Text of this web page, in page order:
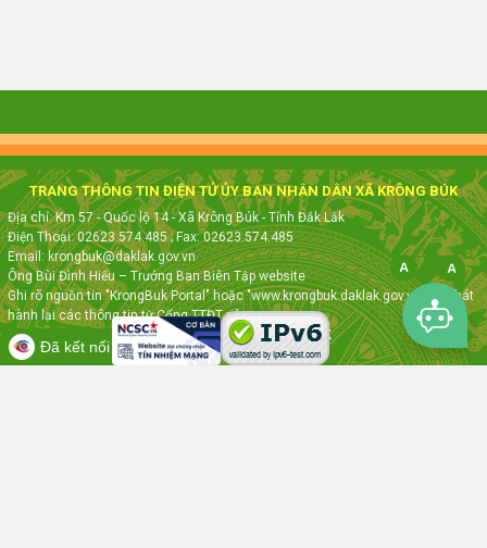
TRANG THÔNG TIN ĐIỆN TỬ ỦY BAN NHÂN DÂN XÃ KRÔNG BÚK
Địa chỉ: Km 57 - Quốc lộ 14 - Xã Krông Búk - Tỉnh Đắk Lắk
Điện Thoại: 02623.574.485; Fax:02623.574.485
Email: krongbuk@daklak.gov.vn
Ông Bùi Đình Hiếu – Trưởng Ban Biên Tập website
Ghi rõ nguồn tin "KrongBuk Portal" hoặc "www.krongbuk.daklak.gov.vn" khi phát
hành lại các thông tin từ Cổng TTĐT này
Thực hiện bởiVNPT ĐẮK LẮK
Đã kết nối EMC